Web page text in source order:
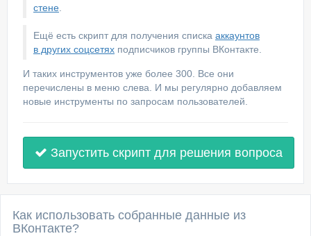
стене
Ещё есть скрипт для получения списка аккаунтов
в других соцсетях подписчиков группы ВКонтакте.
И таких инструментов уже более 300. Все они
перечислены в меню слева. И мы регулярно добавляем
новые инструменты по запросам пользователей.
Запустить скрипт для решения вопроса
Как использовать собранные данные из
ВКонтакте?